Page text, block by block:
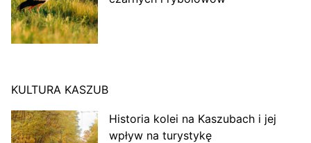
KULTURA KASZUB
Historia kolei na Kaszubach i jej
wpływ na turystykę